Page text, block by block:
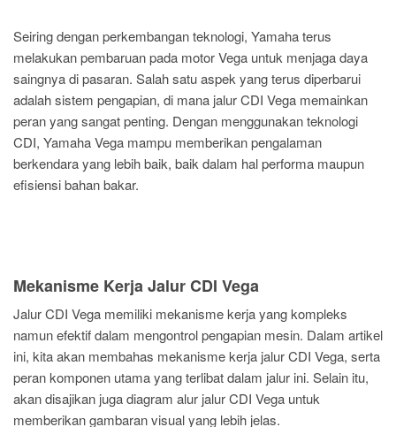
Seiring dengan perkembangan teknologi, Yamaha terus
melakukan pembaruan pada motor Vega untuk menjaga daya
saingnya di pasaran. Salah satu aspek yang terus diperbarui
adalah sistem pengapian, di mana jalur CDI Vega memainkan
peran yang sangat penting. Dengan menggunakan teknologi
CDI, Yamaha Vega mampu memberikan pengalaman
berkendara yang lebih baik, baik dalam hal performa maupun
efisiensi bahan bakar.
Mekanisme Kerja Jalur CDI Vega
Jalur CDI Vega memiliki mekanisme kerja yang kompleks
namun efektif dalam mengontrol pengapian mesin. Dalam artikel
ini, kita akan membahas mekanisme kerja jalur CDI Vega, serta
peran komponen utama yang terlibat dalam jalur ini. Selain itu,
akan disajikan juga diagram alur jalur CDI Vega untuk
memberikan gambaran visual yang lebih jelas.